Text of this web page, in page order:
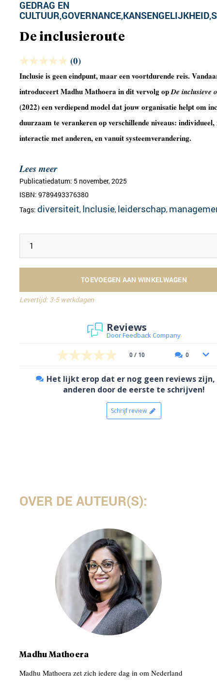
GEDRAG EN
CULTUUR,GOVERNANCE,KANSENGELIJKHEID,
De inclusieroute
(0)
Inclusie is geen eindpunt, maar een voortdurende reis.
introduceert Madhu Mathoera in dit vervolg opDe inclusieve
(2022) een verdiepend model dat jouw organisatie helpt om
duurzaam te verankeren op verschillende niveaus: individueel,
interactie met anderen, en vanuit systeemverandering.
Lees meer
Publicatiedatum: 5 november, 2025
ISBN: 9789493376380
Tags: diversiteit, Inclusie, leiderschap,
TOEVOEGEN AAN WINKELWAGEN
Levertijd: 3-5 werkdagen
Reviews
Door Feedback Company
0 / 10 0
Het lijkt erop dat er nog geen reviews zijn,
anderen door de eerste te schrijven!
Schrijf review
OVER DE AUTEUR(S):
Madhu Mathoera
Madhu Mathoera zet zich iedere dag in om Nederland